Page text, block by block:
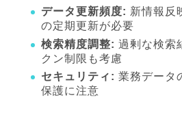
データ更新頻度: 新情報反
の定期更新が必要
検索精度調整: 過剰な検索
クン制限も考慮
セキュリティ: 業務データ
保護に注意